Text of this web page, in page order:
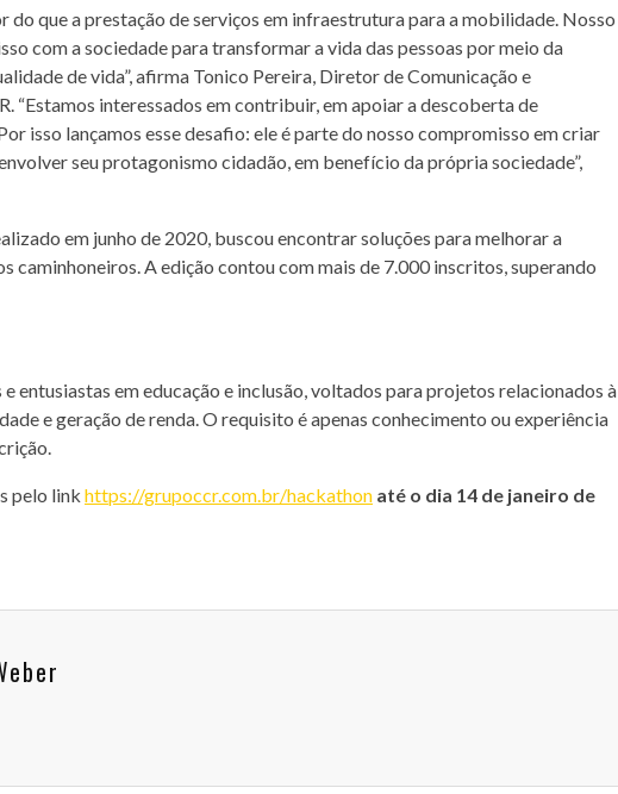
do que a prestação de serviços em infraestrutura para a mobilidade. Nosso
com a sociedade para transformar a vida das pessoas por meio da
de vida”, afirma Tonico Pereira, Diretor de Comunicação e
“Estamos interessados em contribuir, em apoiar a descoberta de
isso lançamos esse desafio: ele é parte do nosso compromisso em criar
seu protagonismo cidadão, em benefício da própria sociedade”,
em junho de 2020, buscou encontrar soluções para melhorar a
caminhoneiros. A edição contou com mais de 7.000 inscritos, superando
entusiastas em educação e inclusão, voltados para projetos relacionados à
e geração de renda. O requisito é apenas conhecimento ou experiência
pelo link https://grupoccr.com.br/hackathon até o dia 14 de janeiro de